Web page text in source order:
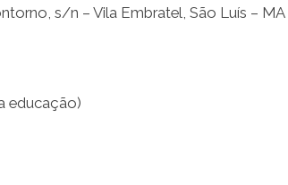
s/n – Vila Embratel, São Luís – MA
educação)